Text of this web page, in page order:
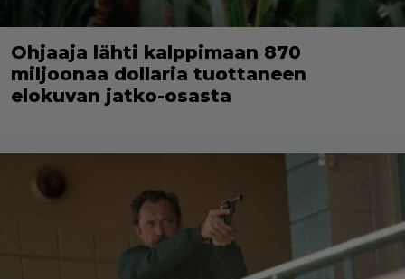
Ohjaaja lähti kalppimaan 870
miljoonaa dollaria tuottaneen
elokuvan jatko-osasta